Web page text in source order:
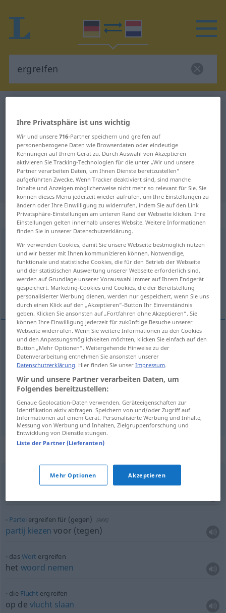
Deutsch-Niederländisch
Übersetzung für "ergreifen"
"ergreifen" Niederländisch
Übersetzung
„ergreifen“
ergreifen <ergreifen >
Übersicht aller Übersetzungen
(Für mehr Details die Übersetzung anklicken/antippen)
pakken, grijpen, aangrijpen, nemen
pakken,grijpen ergreifen
aangrijpen ergreifen
rühren, Angst,
Gelegenheit
FIG
nemen ergreifen Flucht, Maßnahmen, Wort
Beispielsätze für "ergreifen"
Maßnahmenplergreifen (odtreffen)
Partei ergreifen für (gegen) (AKK)
partij kiezen voor (tegen)
dasWort ergreifen
het woord nemen
die Flucht ergreifen
op de vlucht slaan
Ihre Privatsphäre ist uns wichtig
Wir und unsere716-Partner speichern und greifen auf
personenbezogene Daten wie Browserdaten oder eindeutige
Kennungen auf Ihrem Gerät zu. Durch Auswahl von Akzeptieren
aktivieren Sie Tracking-Technologien für die unter „Wir und unsere
Partner verarbeiten Daten, um Ihnen Dienste bereitzustellen“
aufgeführten Zwecke. Wenn Tracker deaktiviert sind, sind manche
Inhalte und Anzeigen möglicherweise nicht mehr so relevant für Sie. Sie
können dieses Menü jederzeit wieder aufrufen, um Ihre Einstellungen zu
ändern oder Ihre Einwilligung zu widerrufen, indem Sie auf den Link
Privatsphäre-Einstellungen am unteren Rand der Webseite klicken. Ihre
Einstellungen gelten innerhalb unseres Website. Weitere Informationen
finden Sie in unserer Datenschutzerklärung.
Wir verwenden Cookies, damit Sie unsere Webseite bestmöglich nutzen
und wir besser mit Ihnen kommunizieren können. Notwendige,
funktionale und statistische Cookies, die für den Betrieb der Webseite
und der statistischen Auswertung unserer Webseite erforderlich sind,
werden auf Grundlage unserer Vorauswahl immer auf Ihrem Endgerät
gespeichert. Marketing-Cookies und Cookies, die der Bereitstellung
personalisierter Werbung dienen, werden nur gespeichert, wenn Sie uns
durch einen Klick auf den „Akzeptieren“-Button Ihr Einverständnis
geben. Klicken Sie ansonsten auf „Fortfahren ohne Akzeptieren“. Sie
können Ihre Einwilligung jederzeit für zukünftige Besuche unserer
Webseite widerrufen. Wenn Sie weitere Informationen zu den Cookies
und den Anpassungsmöglichkeiten möchten, klicken Sie einfach auf den
Button „Mehr Optionen“. Weitergehende Hinweise zu der
Datenverarbeitung entnehmen Sie ansonsten unserer
Datenschutzerklärung. Hier finden Sie unserImpressum.
Wir und unsere Partner verarbeiten Daten, um
Folgendes bereitzustellen:
Genaue Geolocation-Daten verwenden. Geräteeigenschaften zur
Identifikation aktiv abfragen. Speichern von und/oder Zugriff auf
Informationen auf einem Gerät. Personalisierte Werbung und Inhalte,
Messung von Werbung und Inhalten, Zielgruppenforschung und
Entwicklung von Dienstleistungen.
Liste der Partner (Lieferanten)
Mehr Optionen Akzeptieren